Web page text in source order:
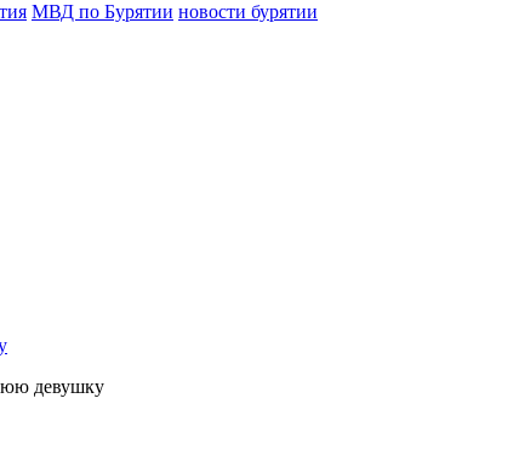
МВД по Бурятии новости бурятии
девушку